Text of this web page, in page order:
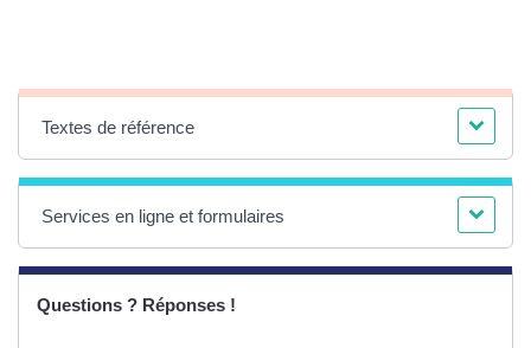
Textes de référence
Services en ligne et formulaires
Questions ? Réponses !